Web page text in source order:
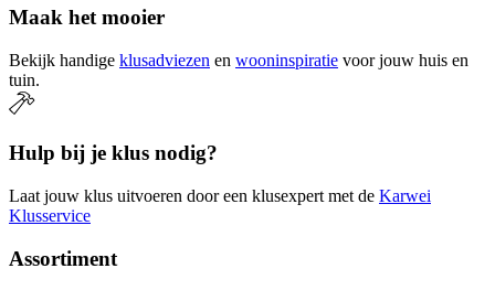
Maak het mooier
Bekijk handige klusadviezen en wooninspiratie voor jouw huis en
tuin.
Hulp bij je klus nodig?
Laat jouw klus uitvoeren door een klusexpert met de Karwei
Klusservice
Assortiment